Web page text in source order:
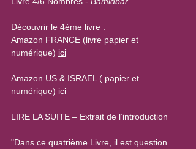
Découvrir le 4ème livre :
Amazon FRANCE (livre papier et
numérique) ici
Amazon US & ISRAEL ( papier et
numérique) ici
LIRE LA SUITE – Extrait de l’introduction
"Dans ce quatrième Livre, il est question